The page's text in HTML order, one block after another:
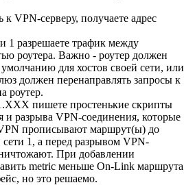
к VPN-серверу, получаете адрес
1 разрешаете трафик между
роутера. Важно - роутер должен
для хостов своей сети, или
должен перенаправлять запросы к
роутер.
пишете простенькие скрипты
и разрыва VPN-соединения, которые
прописывают маршрут(ы) до
1, а перед разрывом VPN-
При добавлении
metric меньше On-Link маршрута
но это решаемо.